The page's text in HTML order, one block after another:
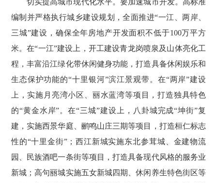
编制并严格执行城乡建设规划，全面推进“一江、两岸、
三城”建设，确保全年房地产开发面积不低于100万平方
米。在“一江”建设上，开工建设青龙岗喷泉及山体亮化工
程，丰富沿江绿化带休闲健身功能，打造具备休闲娱乐和
生态保护功能的“十里银河”滨江景观带。在“两岸”建设
上，实施月亮湾小区、丽水蓝湾等项目，打造独具特色
的“黄金水岸”。在“三城”建设上，八卦城完成“坤街”复
建，实施西景华庭、鹂鸣山庄三期等项目，打造桓仁标志
性的“十里金街”；西江新城实施东北参茸城、金建物流
园、民族酒吧一条街等项目，打造具备现代风格的服务业
新城；高句丽城实施五女新城四期、休闲养生特色街区等